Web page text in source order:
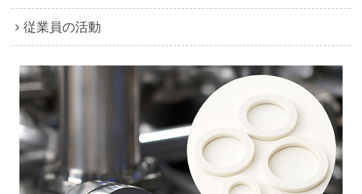
従業員の活動